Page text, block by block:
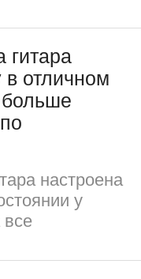
гитара
в отличном
настроена
у